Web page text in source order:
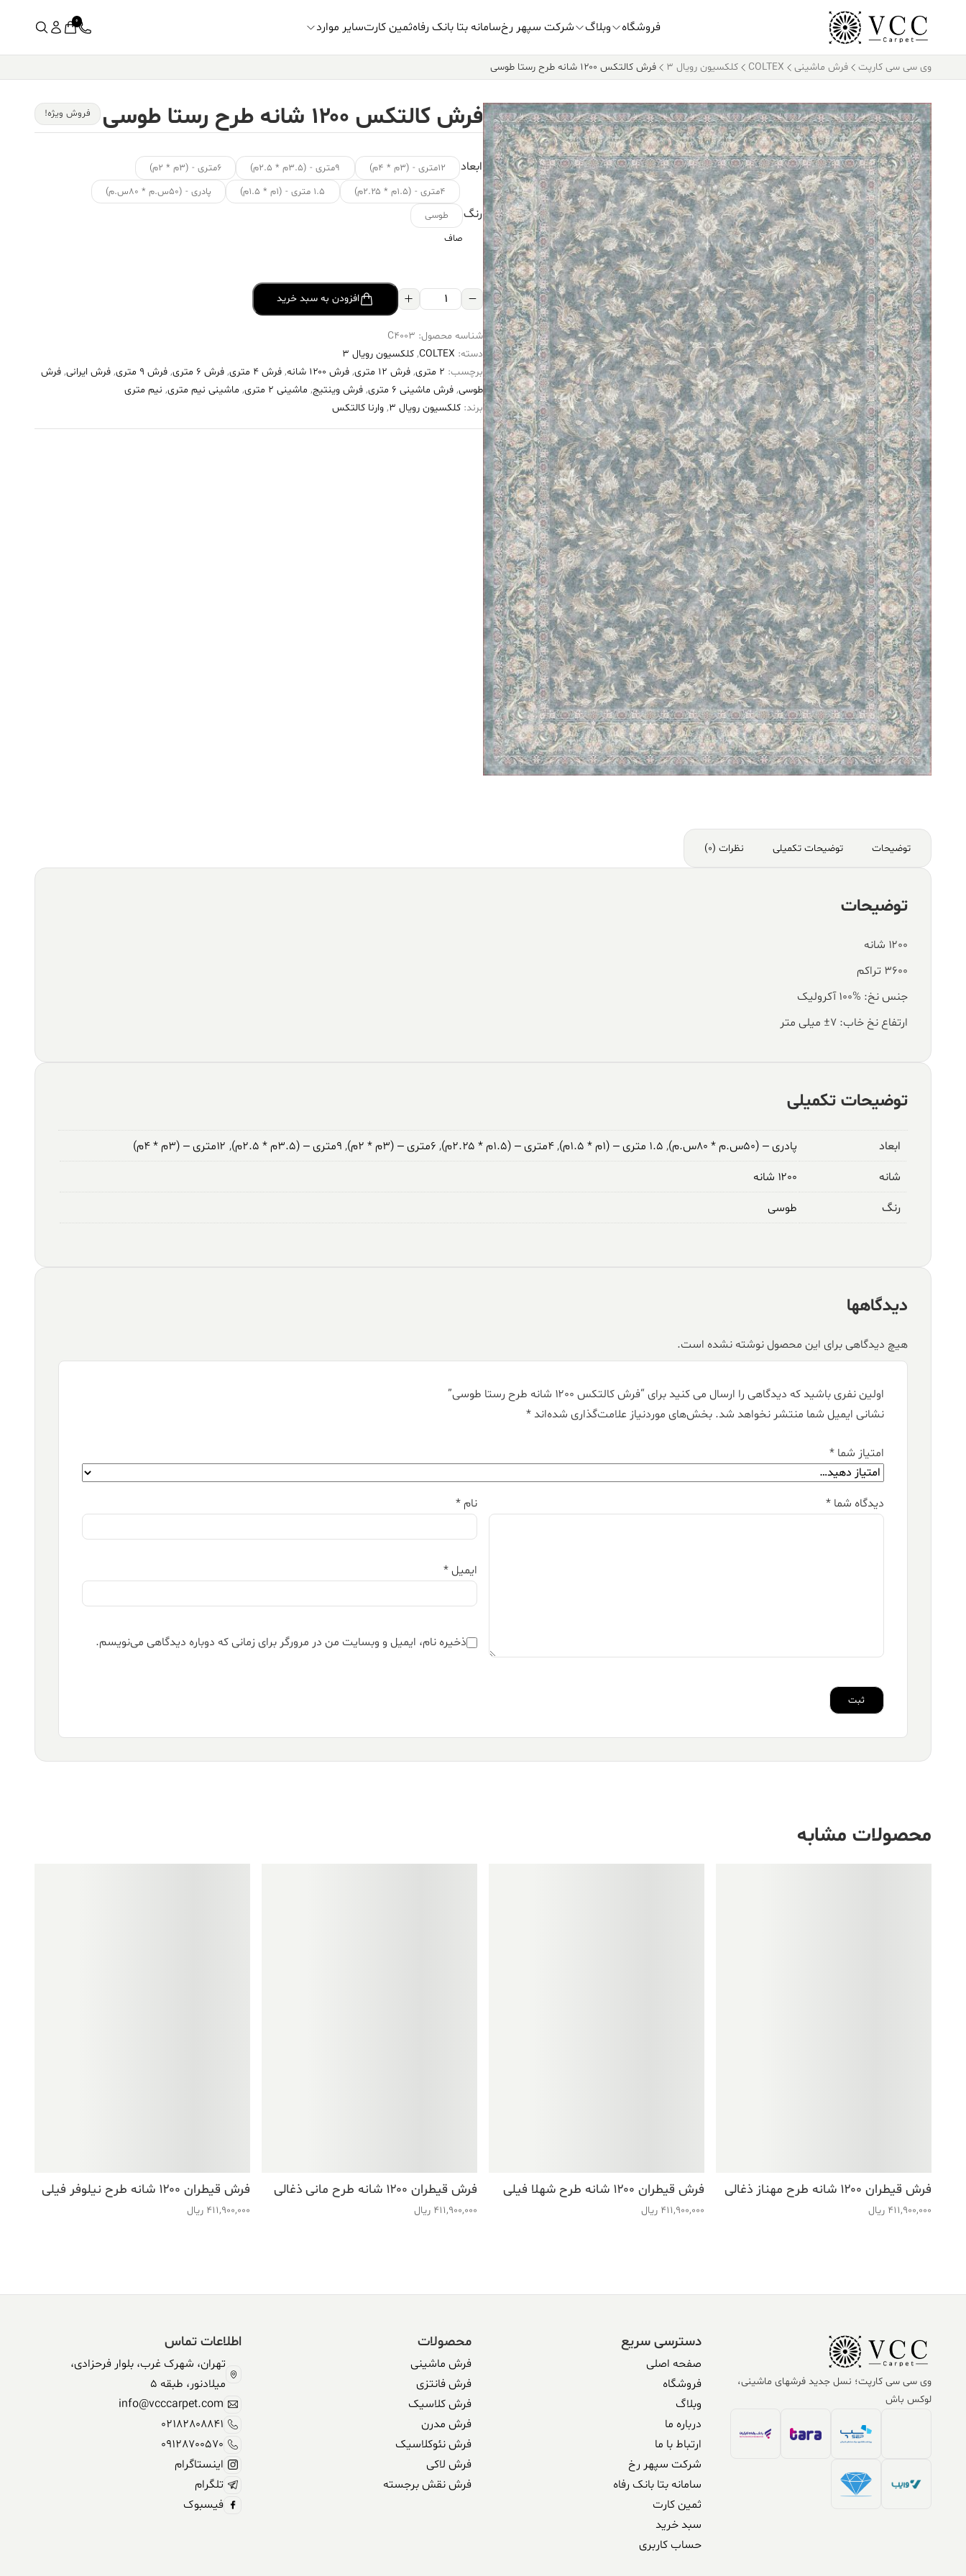
فروشگاه وبلاگ شرکت سپهر رخسامانه بتا بانک رفاهثمین کارتسایر موارد 0
وی سی سی کارپت فرش ماشینی COLTEX کلکسیون رویال 3 فرش کالتکس ۱۲۰۰ شانه طرح رستا طوسی
فرش کالتکس ۱۲۰۰ شانه طرح رستا طوسی فروش ویژه!
ابعاد ۱۲متری - (۳م * ۴م) ۹متری - (۳.۵م * ۲.۵م)
۶متری - (۳م * ۲م)
۴متری - (۱.۵م * ۲.۲۵م)
۱.۵ متری - (۱م * ۱.۵م) پادری - (۵۰س.م * ۸۰س.م)
رنگ
طوسی
صاف
فرش
کالتکس
۱۲۰۰
شانه
طرح
رستا
طوسی
افزودن به سبد خرید
شناسه محصول: C4003
دسته: COLTEX
, کلکسیون رویال 3
برچسب: 2 متری , فرش 12 متری , فرش ۱۲۰۰ شانه , فرش 4 متری , فرش 6 متری , فرش 9 متری , فرش ایرانی, فرش
طوسی, فرش ماشینی 6 متری , فرش وینتیج, ماشینی 2 متری , ماشینی نیم متری, نیم متری
برند: کلکسیون رویال 3 , وارنا کالتکس
توضیحات توضیحات تکمیلی نظرات (0)
توضیحات
۱۲۰۰ شانه
۳۶۰۰ تراکم
جنس نخ: %100 آکرولیک
ارتفاع نخ خاب: ۷± میلی متر
توضیحات تکمیلی
ابعاد پادری – (۵۰س.م * ۸۰س.م) , ۱.۵ متری – (۱م * ۱.۵م) ,۴متری – (۱.۵م * ۲.۲۵م) , ۶متری – (۳م * ۲م) , ۹متری – (۳.۵م * ۲.۵م) , ۱۲متری – (۳م * ۴م)
شانه
۱۲۰۰ شانه
رنگ
طوسی
دیدگاهها
هیچ دیدگاهی برای این محصول نوشته نشده است.
اولین نفری باشید که دیدگاهی را ارسال می کنید برای “فرش کالتکس ۱۲۰۰ شانه طرح رستا طوسی”
نشانی ایمیل شما منتشر نخواهد شد. بخش‌های موردنیاز علامت‌گذاری شده‌اند *
امتیاز شما *
دیدگاه شما * نام *
ایمیل *
ذخیره نام، ایمیل و وبسایت من در مرورگر برای زمانی که دوباره دیدگاهی می‌نویسم.
محصولات مشابه
فرش قیطران ۱۲۰۰ شانه طرح مهناز ذغالی
411,900,000 ریال
فرش قیطران ۱۲۰۰ شانه طرح شهلا فیلی
411,900,000 ریال
فرش قیطران ۱۲۰۰ شانه طرح مانی ذغالی
411,900,000 ریال
فرش قیطران ۱۲۰۰ شانه طرح نیلوفر فیلی
411,900,000 ریال
وی سی سی کارپت؛ نسل جدید فرشهای ماشینی،
لوکس باش
دسترسی سریع
صفحه اصلی
فروشگاه
وبلاگ
درباره ما
ارتباط با ما
شرکت سپهر رخ
سامانه بتا بانک رفاه
ثمین کارت
سبد خرید
حساب کاربری
محصولات
فرش ماشینی
فرش فانتزی
فرش کلاسیک
فرش مدرن
فرش نئوکلاسیک
فرش لاکی
فرش نقش برجسته
اطلاعات تماس
تهران، شهرک غرب، بلوار فرحزادی،
میلادنور، طبقه 5
info@vcccarpet.com
02182808841
09128700570
اینستاگرام
تلگرام
فیسبوک